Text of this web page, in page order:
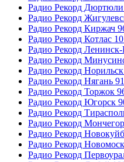
Радио Рекорд
Радио Рекорд
Радио Рекорд Киржач
Радио Рекорд Котлас
Радио Рекорд
Радио Рекорд
Радио Рекорд
Радио Рекорд Нягань
Радио Рекорд Торжок
Радио Рекорд Югорск
Радио Рекорд
Радио Рекорд
Радио Рекорд
Радио Рекорд
Радио Рекорд